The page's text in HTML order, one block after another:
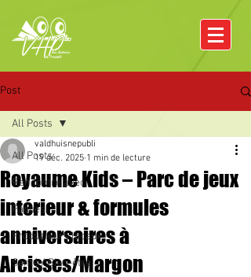
Post
All Posts
Rencontre avec
Pâques
Producteurs locaux
Santé / Bien-être
All Posts
Royaume Kids – Parc de jeux
intérieur & formules
anniversaires à
Arcisses/Margon
valdhuisnepubli
19 déc. 2025 1 min de lecture